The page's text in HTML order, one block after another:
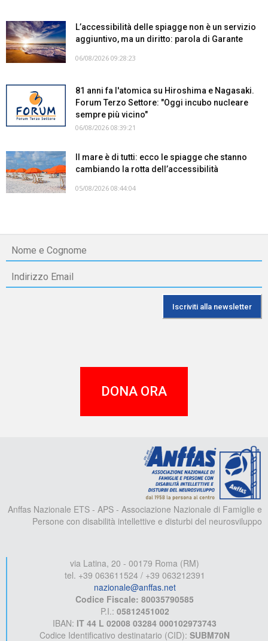
L’accessibilità delle spiagge non è un servizio
aggiuntivo, ma un diritto: parola di Garante
06/08/2026 09:28:23
81 anni fa l'atomica su Hiroshima e Nagasaki.
Forum Terzo Settore: "Oggi incubo nucleare
sempre più vicino"
06/08/2026 08:39:21
Il mare è di tutti: ecco le spiagge che stanno
cambiando la rotta dell’accessibilità
05/08/2026 08:44:04
DONA ORA
Anffas Nazionale ETS - APS - Associazione Nazionale di Famiglie e
Persone con disabilità intellettive e disturbi del neurosviluppo
via Latina, 20 - 00179 Roma (RM)
tel. +39 063611524 / +39 063212391
nazionale@anffas.net
Codice Fiscale: 80035790585
P.I.: 05812451002
IBAN: IT 44 L 02008 03284 000102973743
Codice Identificativo destinatario (CID): SUBM70N